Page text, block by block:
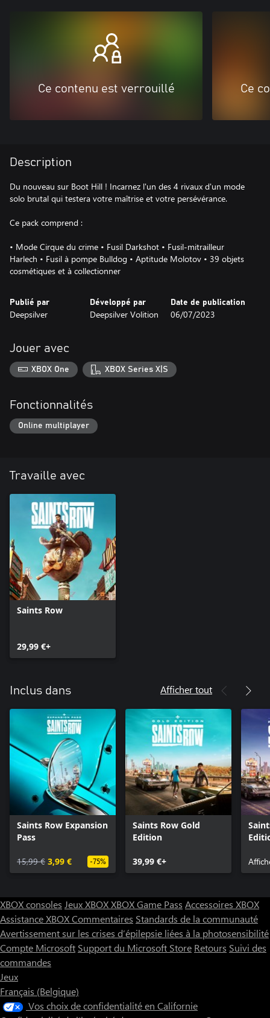
Ce contenu est verrouillé Ce
Description
Du nouveau sur Boot Hill ! Incarnez l'un des 4 rivaux d'un mode
solo brutal qui testera votre maîtrise et votre persévérance.
Ce pack comprend :
• Mode Cirque du crime • Fusil Darkshot • Fusil-mitrailleur
Harlech • Fusil à pompe Bulldog • Aptitude Molotov • 39 objets
cosmétiques et à collectionner
Publié par
Deepsilver
Développé par
Deepsilver Volition
Date de publication
06/07/2023
Jouer avec
XBOX One XBOX Series X|S
Fonctionnalités
Online multiplayer
Travaille avec
Saints Row
29,99 €+
Inclus dans Afficher tout
Saints Row Expansion
Pass
15,99 € 3,99 € -75%
Saints Row Gold
Edition
39,99 €+
XBOX consoles Jeux XBOXXBOX Game Pass Accessoires XBOX
Assistance XBOXCommentaires Standards de la communauté
Avertissement sur les crises d’épilepsie liées à la photosensibilité
Compte Microsoft Support du Microsoft Store Retours Suivi des
commandes
Jeux
Français (Belgique)
Vos choix de confidentialité en Californie